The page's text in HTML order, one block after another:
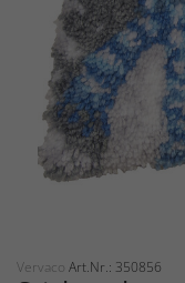
Vervaco Art.Nr.: 350856